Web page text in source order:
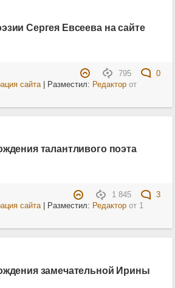
Сергея Евсеева на сайте
795
0
сайта| Разместил: Редакторот
талантливого поэта
1 845
3
сайта| Разместил: Редакторот 1
замечательной Ирины